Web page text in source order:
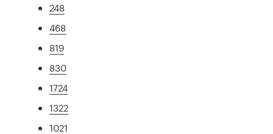
248
468
819
830
1724
1322
1021